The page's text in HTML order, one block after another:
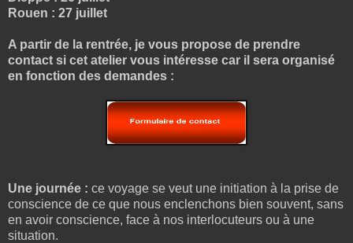
Rouen : 27 juillet
A partir de la rentrée, je vous propose de prendre
contact si cet atelier vous intéresse car il sera organisé
en fonction des demandes :
Une journée : ce voyage se veut une initiation à la prise de
conscience de ce que nous enclenchons bien souvent, sans
en avoir conscience, face à nos interlocuteurs ou à une
situation.